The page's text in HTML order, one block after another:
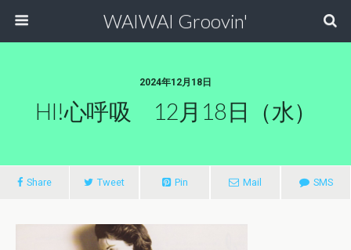
WAIWAI Groovin'
2024年12月18日
HI!心呼吸 12月18日（水）
Share Tweet Pin Mail SMS